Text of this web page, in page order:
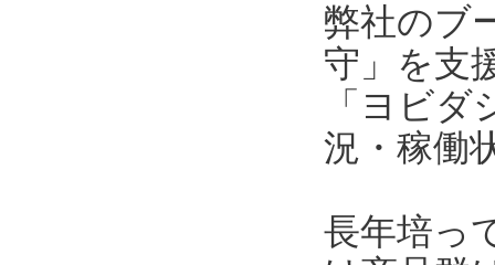
弊社のブ
守」を支
「ヨビ
況・稼働
長年培っ